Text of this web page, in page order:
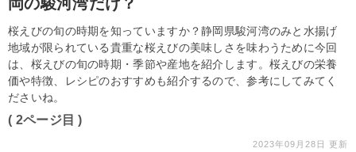
桜えびの旬の時期を知っていますか？静岡県駿河湾のみと水揚げ
地域が限られている貴重な桜えびの美味しさを味わうために今回
は、桜えびの旬の時期・季節や産地を紹介します。桜えびの栄養
価や特徴、レシピのおすすめも紹介するので、参考にしてみてく
ださいね。
( 2ページ目 )
2023年09月28日 更新